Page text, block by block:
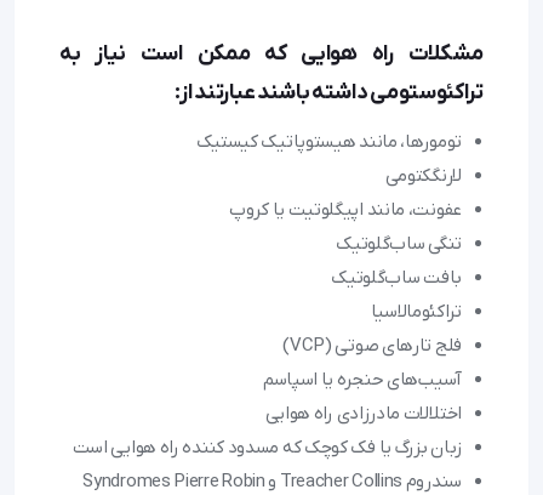
مشکلات راه هوایی که ممکن است نیاز به
تراکئوستومی‌ داشته باشند عبارتند از:
تومورها، مانند هیستوپاتیک کیستیک
لارنگکتومی
عفونت، مانند اپیگلوتیت یا کروپ
تنگی ساب‌گلوتیک
بافت ساب‌گلوتیک
تراکئومالاسیا
فلج تارهای صوتی (VCP)
آسیب‌های حنجره یا اسپاسم
اختلالات مادرزادی راه هوایی
زبان بزرگ یا فک کوچک که مسدود کننده راه هوایی است
سندروم Treacher Collins و Syndromes Pierre Robin